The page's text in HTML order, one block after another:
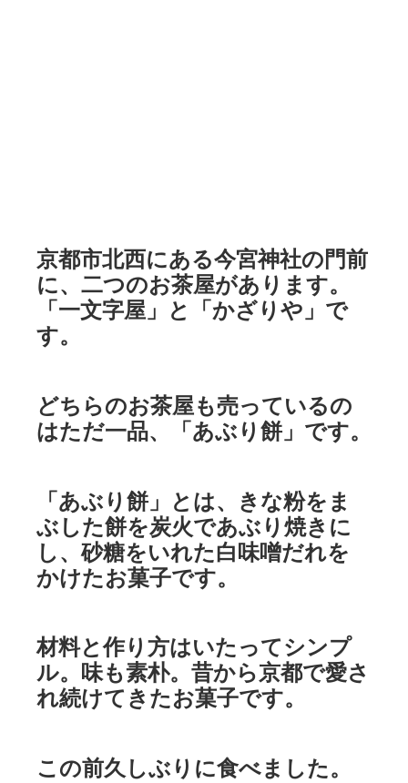
京都市北西にある今宮神社の門前
に、二つのお茶屋があります。
「一文字屋」と「かざりや」で
す。
どちらのお茶屋も売っているの
はただ一品、「あぶり餅」です。
「あぶり餅」とは、きな粉をま
ぶした餅を炭火であぶり焼きに
し、砂糖をいれた白味噌だれを
かけたお菓子です。
材料と作り方はいたってシンプ
ル。味も素朴。昔から京都で愛さ
れ続けてきたお菓子です。
この前久しぶりに食べました。